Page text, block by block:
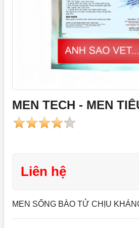
MEN TECH - MEN
Liên hệ
MEN SỐNG BÀO TỬ CHỊU